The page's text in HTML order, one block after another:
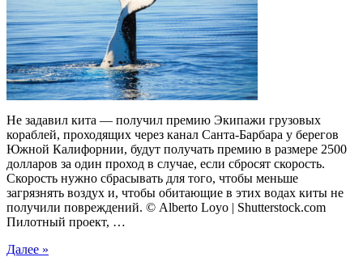
Не задавил кита — получил премию Экипажи грузовых
кораблей, проходящих через канал Санта-Барбара у берегов
Южной Калифорнии, будут получать премию в размере 2500
долларов за один проход в случае, если сбросят скорость.
Скорость нужно сбрасывать для того, чтобы меньше
загрязнять воздух и, чтобы обитающие в этих водах киты не
получили повреждений. © Alberto Loyo | Shutterstock.com
Пилотный проект, …
Далее »